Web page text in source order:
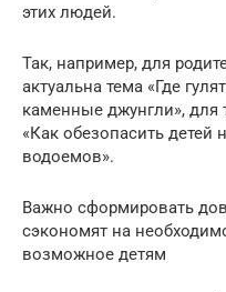
этих людей.
Так, например, для
актуальна тема «Где
каменные джунгли», для
«Как обезопасить детей
водоемов».
Важно сформировать
сэкономят на
возможное детям